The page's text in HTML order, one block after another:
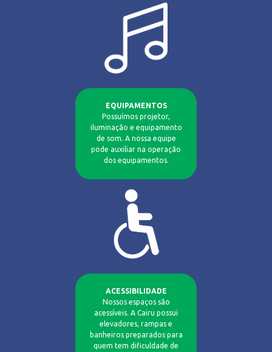
EQUIPAMENTOS
Possuímos projetor,
iluminação e equipamento
de som. A nossa equipe
pode auxiliar na operação
dos equipamentos.
ACESSIBILIDADE
Nossos espaços são
acessíveis. A Cairu possui
elevadores, rampas e
banheiros preparados para
quem tem dificuldade de